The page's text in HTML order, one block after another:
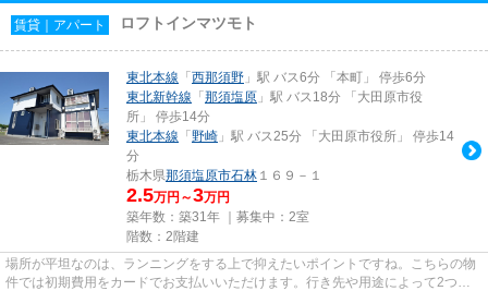
賃貸｜アパート ロフトインマツモト
東北本線 「 西那須野 」駅 バス6分 「本町」 停歩6分
東北新幹線 「 那須塩原 」駅 バス18分 「大田原市役
所」 停歩14分
東北本線 「 野崎 」駅 バス25分 「大田原市役所」 停歩14
分
栃木県那須塩原市石林 １６９－１
2.5万円～3万円
築年数：築31年 ｜募集中： 2室
階数：2階建
場所が平坦なのは、ランニングをする上で抑えたいポイントですね。こちらの物
件では初期費用をカードでお支払いいただけます。行き先や用途によって2つの